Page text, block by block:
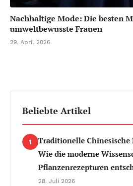
Nachhaltige Mode: Die besten
umweltbewusste Frauen
29. April 2026
Beliebte Artikel
1
Traditionelle Chinesische
Wie die moderne
Pflanzenrezepturen
28. Juli 2026